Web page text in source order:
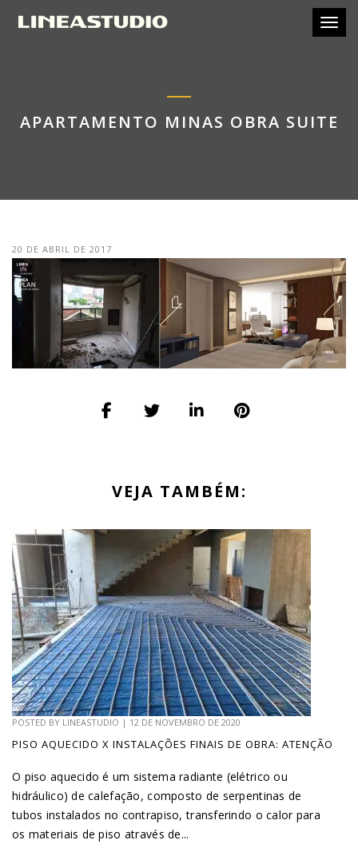
APARTAMENTO MINAS OBRA SUITE
20 DE ABRIL DE 2017
VEJA TAMBÉM:
POSTED BY LINEASTUDIO | 12 DE NOVEMBRO DE 2020
PISO AQUECIDO X INSTALAÇÕES FINAIS DE OBRA: ATENÇÃO
O piso aquecido é um sistema radiante (elétrico ou
hidráulico) de calefação, composto de serpentinas de
tubos instalados no contrapiso, transferindo o calor para
os materiais de piso através de...